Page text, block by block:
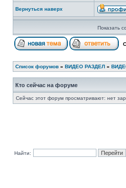
Вернуться наверх
Показать
Список форумов » ВИДЕО РАЗДЕЛ »
Кто сейчас на форуме
Сейчас этот форум просматривают: нет
Найти: